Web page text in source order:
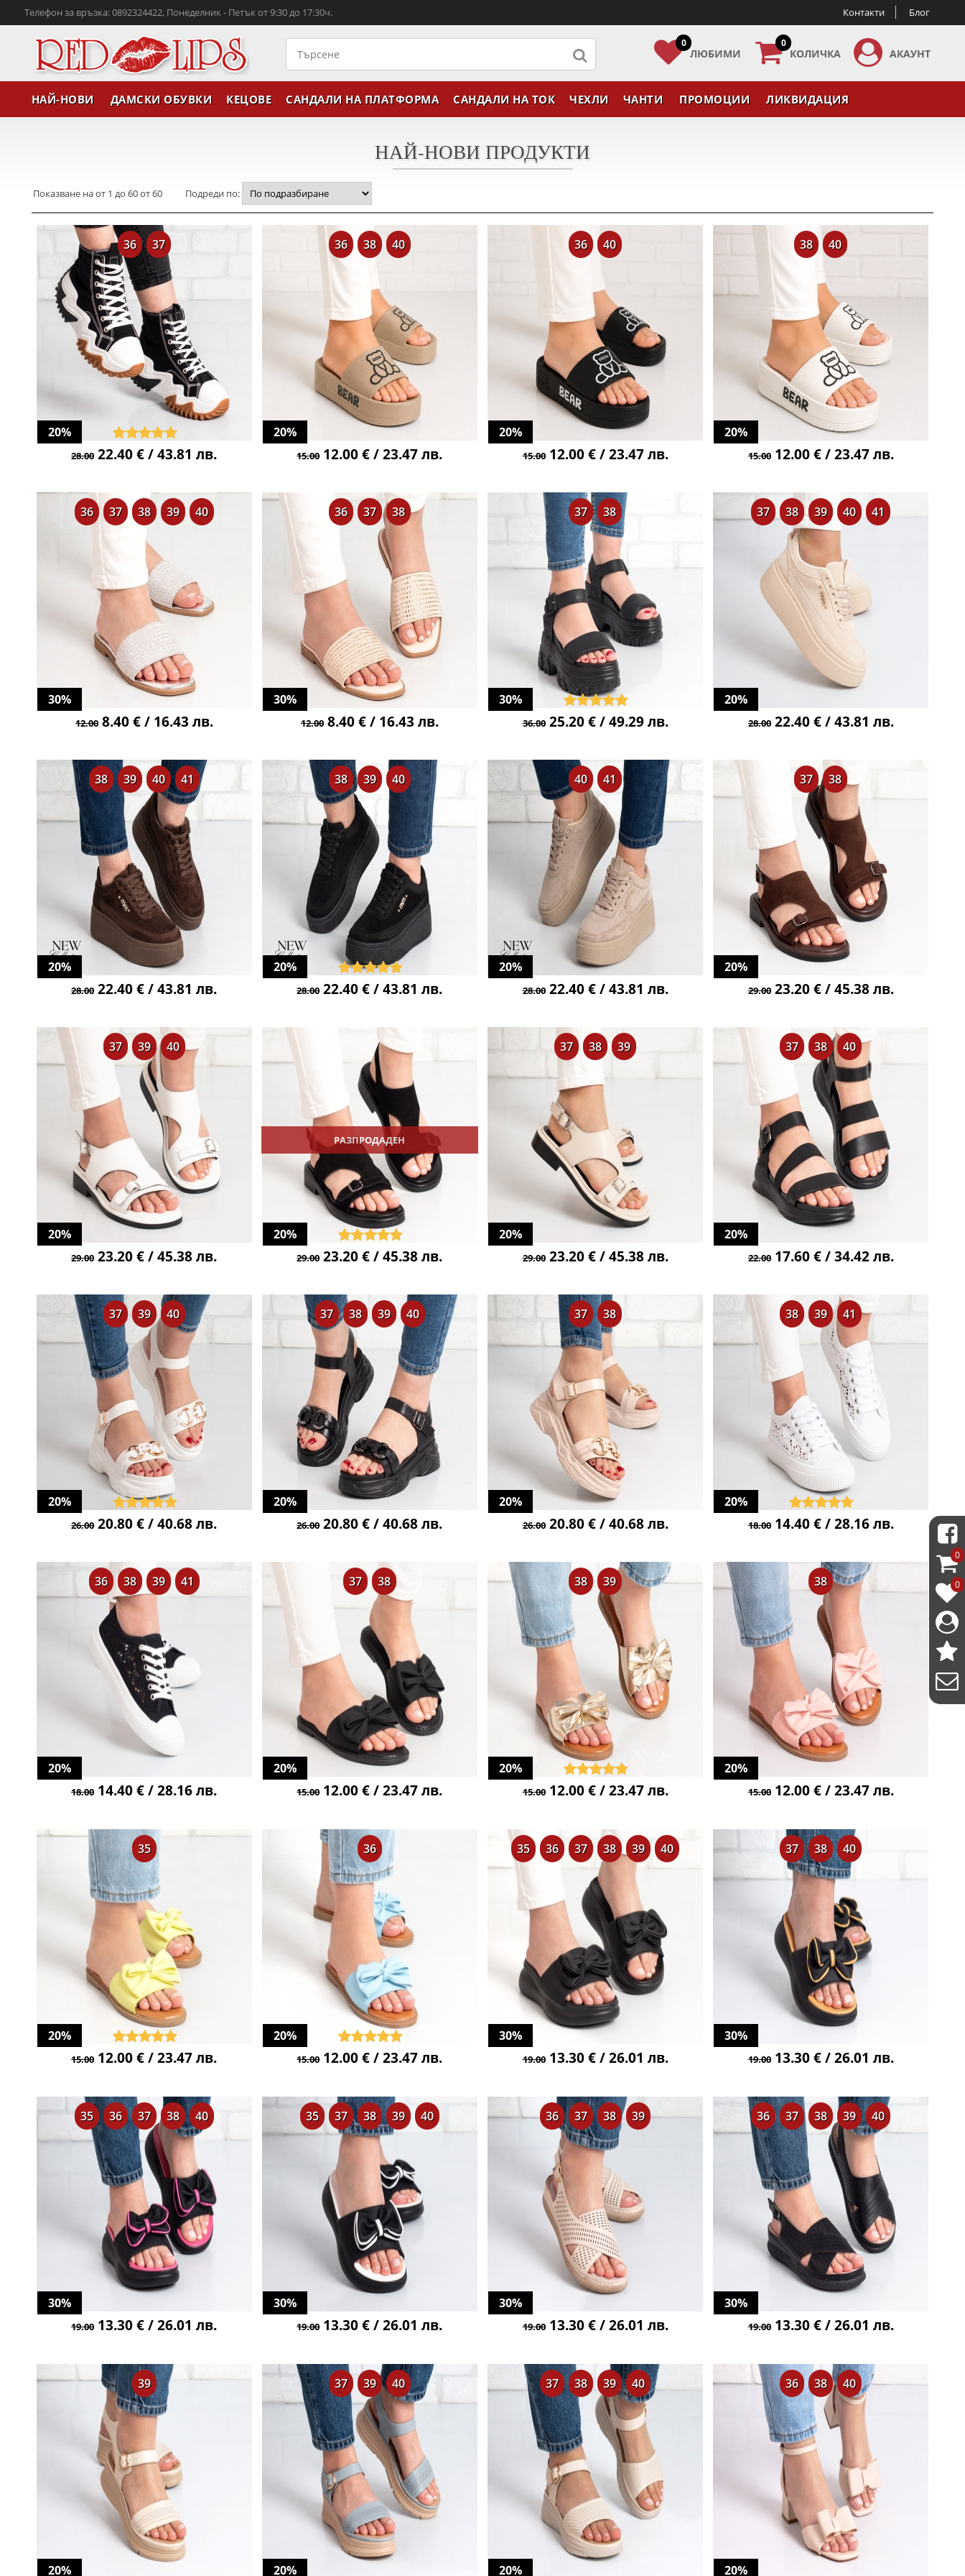
0
0
Телефон за връзка: 0892324422, Понеделник - Петък от 9:30 до 17:30ч. Контакти Блог
ЛЮБИМИ
0 0
КОЛИЧКА АКАУНТ
НАЙ-НОВИ ДАМСКИ ОБУВКИ КЕЦОВЕ САНДАЛИ НА ПЛАТФОРМА САНДАЛИ НА ТОК ЧЕХЛИ ЧАНТИ ПРОМОЦИИ ЛИКВИДАЦИЯ
НАЙ-НОВИ ПРОДУКТИ
Показване на от 1 до 60 от 60 Подреди по:
36 37
20%
28.0022.40 € / 43.81 лв.
36 38 40
20%
15.0012.00 € / 23.47 лв.
36 40
20%
15.0012.00 € / 23.47 лв.
38 40
20%
15.0012.00 € / 23.47 лв.
36 37 38 39 40
30%
12.008.40 € / 16.43 лв.
36 37 38
30%
12.008.40 € / 16.43 лв.
37 38
30%
36.0025.20 € / 49.29 лв.
37 38 39 40 41
20%
28.0022.40 € / 43.81 лв.
38 39 40 41
20%
28.0022.40 € / 43.81 лв.
38 39 40
20%
28.0022.40 € / 43.81 лв.
40 41
20%
28.0022.40 € / 43.81 лв.
37 38
20%
29.0023.20 € / 45.38 лв.
37 39 40
20%
29.0023.20 € / 45.38 лв.
20%
РАЗПРОДАДЕН
29.0023.20 € / 45.38 лв.
37 38 39
20%
29.0023.20 € / 45.38 лв.
37 38 40
20%
22.0017.60 € / 34.42 лв.
37 39 40
20%
26.0020.80 € / 40.68 лв.
37 38 39 40
20%
26.0020.80 € / 40.68 лв.
37 38
20%
26.0020.80 € / 40.68 лв.
38 39 41
20%
18.0014.40 € / 28.16 лв.
36 38 39 41
20%
18.0014.40 € / 28.16 лв.
37 38
20%
15.0012.00 € / 23.47 лв.
38 39
20%
15.0012.00 € / 23.47 лв.
38
20%
15.0012.00 € / 23.47 лв.
35
20%
15.0012.00 € / 23.47 лв.
36
20%
15.0012.00 € / 23.47 лв.
35 36 37 38 39 40
30%
19.0013.30 € / 26.01 лв.
37 38 40
30%
19.0013.30 € / 26.01 лв.
35 36 37 38 40
30%
19.0013.30 € / 26.01 лв.
35 37 38 39 40
30%
19.0013.30 € / 26.01 лв.
36 37 38 39
30%
19.0013.30 € / 26.01 лв.
36 37 38 39 40
30%
19.0013.30 € / 26.01 лв.
39
20%
37 39 40
20%
37 38 39 40
20%
36 38 40
20%